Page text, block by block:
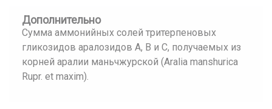
Дополнительно
Сумма аммонийных солей тритерпеновых
гликозидов аралозидов А, В и С, получаемых из
корней аралии маньчжурской (Aralia manshurica
Rupr. et maxim).